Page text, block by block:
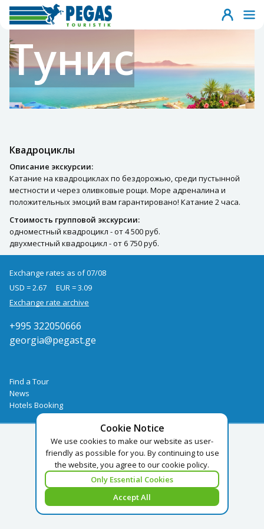
Тунис
Квадроциклы
Описание экскурсии:
Катание на квадроциклах по бездорожью, среди пустынной
местности и через оливковые рощи. Море адреналина и
положительных эмоций вам гарантировано! Катание 2 часа.
Стоимость групповой экскурсии:
одноместный квадроцикл - от 4 500 руб.
двухместный квадроцикл - от 6 750 руб.
Cookie Notice
We use cookies to make our website as user-
friendly as possible for you. By continuing to use
the website, you agree to our cookie policy.
Only Essential Cookies
Accept All
Exchange rates as of 07/08
USD = 2.67
EUR = 3.09
Exchange rate archive
+995 322050666
georgia@pegast.ge
Find a Tour
News
Hotels Booking